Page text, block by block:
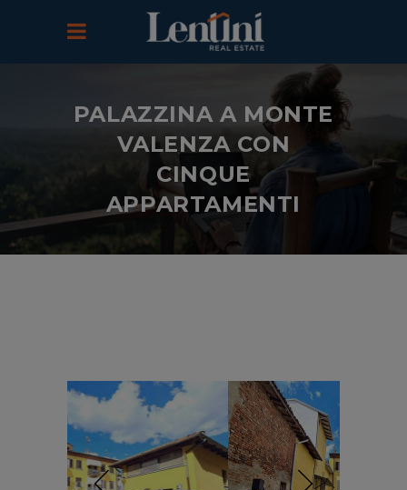
PALAZZINA A MONTE
VALENZA CON
CINQUE
APPARTAMENTI